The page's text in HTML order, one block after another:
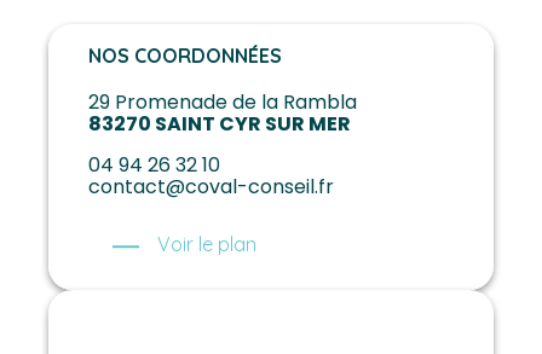
NOS COORDONNÉES
29 Promenade de la Rambla
83270 SAINT CYR SUR MER
04 94 26 32 10
contact@coval-conseil.fr
Voir le plan